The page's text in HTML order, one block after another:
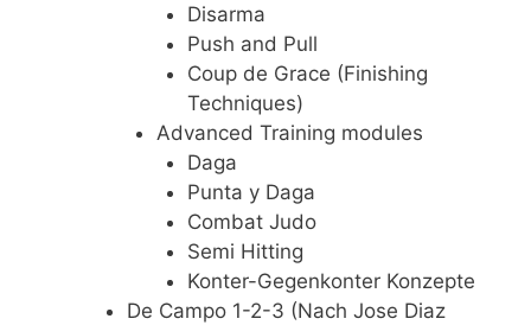
Disarma
Push and Pull
Coup de Grace (Finishing
Techniques)
Advanced Training modules
Daga
Punta y Daga
Combat Judo
Semi Hitting
Konter-Gegenkonter Konzepte
De Campo 1-2-3 (Nach Jose Diaz